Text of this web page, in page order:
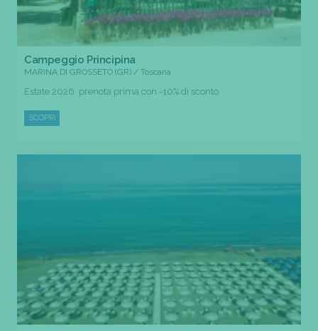
Campeggio Principina
MARINA DI GROSSETO (GR) / Toscana
Estate 2026: prenota prima con -10% di sconto
SCOPRI